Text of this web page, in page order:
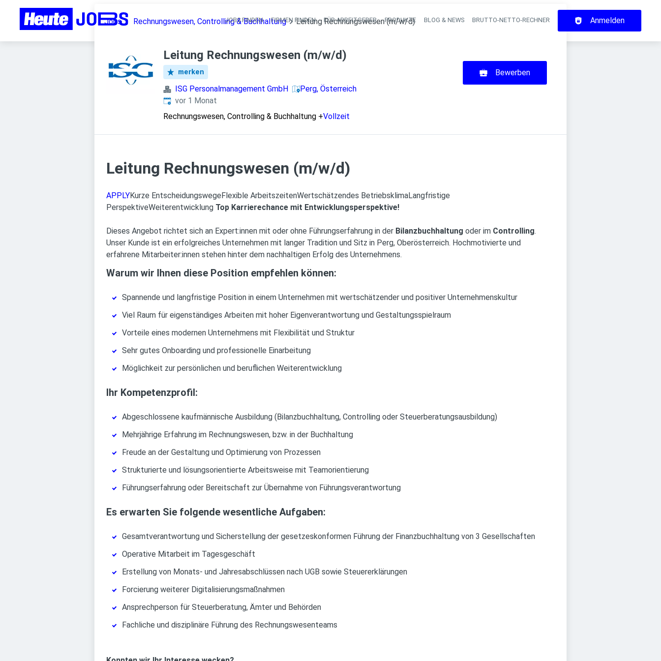
Haupt-Navigation
JOBS FINDEN FIRMEN FINDEN FÜR ARBEITGEBER PRODUKTE BLOG & NEWS BRUTTO-NETTO-RECHNER Anmelden
Jobs Rechnungswesen, Controlling & Buchhaltung Leitung Rechnungswesen (m/w/d)
Leitung Rechnungswesen (m/w/d)
merken
ISG Personalmanagement GmbH
Perg, Österreich
Veröffentlicht:
vor 1 Monat
Rechnungswesen, Controlling & Buchhaltung +Vollzeit
Bewerben
Leitung Rechnungswesen (m/w/d)
APPLYKurze EntscheidungswegeFlexible ArbeitszeitenWertschätzendes BetriebsklimaLangfristige
PerspektiveWeiterentwicklung Top Karrierechance mit Entwicklungsperspektive!
Dieses Angebot richtet sich an Expert:innen mit oder ohne Führungserfahrung in der Bilanzbuchhaltung oder im Controlling.
Unser Kunde ist ein erfolgreiches Unternehmen mit langer Tradition und Sitz in Perg, Oberösterreich. Hochmotivierte und
erfahrene Mitarbeiter:innen stehen hinter dem nachhaltigen Erfolg des Unternehmens.
Warum wir Ihnen diese Position empfehlen können:
Spannende und langfristige Position in einem Unternehmen mit wertschätzender und positiver Unternehmenskultur
Viel Raum für eigenständiges Arbeiten mit hoher Eigenverantwortung und Gestaltungsspielraum
Vorteile eines modernen Unternehmens mit Flexibilität und Struktur
Sehr gutes Onboarding und professionelle Einarbeitung
Möglichkeit zur persönlichen und beruflichen Weiterentwicklung
Ihr Kompetenzprofil:
Abgeschlossene kaufmännische Ausbildung (Bilanzbuchhaltung, Controlling oder Steuerberatungsausbildung)
Mehrjährige Erfahrung im Rechnungswesen, bzw. in der Buchhaltung
Freude an der Gestaltung und Optimierung von Prozessen
Strukturierte und lösungsorientierte Arbeitsweise mit Teamorientierung
Führungserfahrung oder Bereitschaft zur Übernahme von Führungsverantwortung
Es erwarten Sie folgende wesentliche Aufgaben:
Gesamtverantwortung und Sicherstellung der gesetzeskonformen Führung der Finanzbuchhaltung von 3 Gesellschaften
Operative Mitarbeit im Tagesgeschäft
Erstellung von Monats- und Jahresabschlüssen nach UGB sowie Steuererklärungen
Forcierung weiterer Digitalisierungsmaßnahmen
Ansprechperson für Steuerberatung, Ämter und Behörden
Fachliche und disziplinäre Führung des Rechnungswesenteams